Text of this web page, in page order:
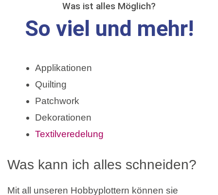
Was ist alles Möglich?
So viel und mehr!
Applikationen
Quilting
Patchwork
Dekorationen
Textilveredelung
Was kann ich alles schneiden?
Mit all unseren Hobbyplottern können sie